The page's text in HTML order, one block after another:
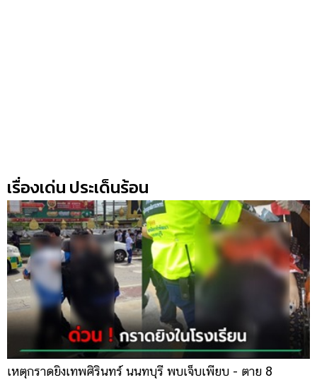
เรื่องเด่น ประเด็นร้อน
เหตุกราดยิงเทพศิรินทร์ นนทบุรี พบเจ็บเพียบ - ตาย 8